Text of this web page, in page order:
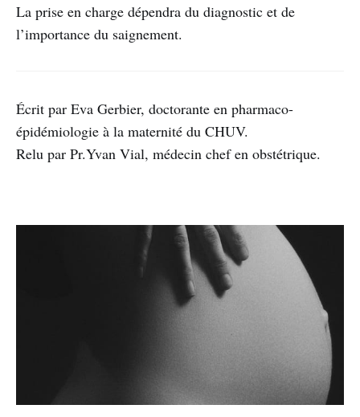
La prise en charge dépendra du diagnostic et de
l’importance du saignement.
Écrit par Eva Gerbier, doctorante en pharmaco-
épidémiologie à la maternité du CHUV.
Relu par Pr.Yvan Vial, médecin chef en obstétrique.